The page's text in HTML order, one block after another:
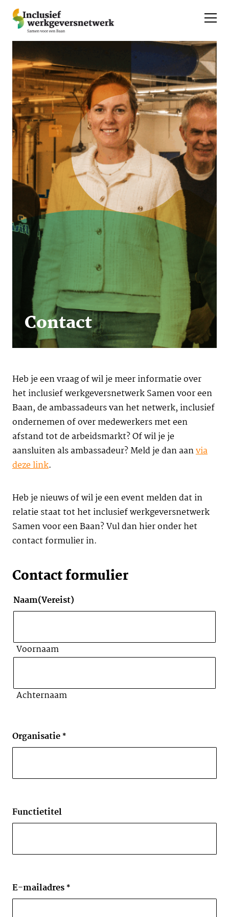
Contact
Heb je een vraag of wil je meer informatie over
het inclusief werkgeversnetwerk Samen voor een
Baan, de ambassadeurs van het netwerk, inclusief
ondernemen of over medewerkers met een
afstand tot de arbeidsmarkt? Of wil je je
aansluiten als ambassadeur? Meld je dan aanvia
deze link.
Heb je nieuws of wil je een event melden dat in
relatie staat tot het inclusief werkgeversnetwerk
Samen voor een Baan? Vul dan hier onder het
contact formulier in.
Contact formulier
Naam(Vereist)
Voornaam
Achternaam
Organisatie
Functietitel
E-mailadres